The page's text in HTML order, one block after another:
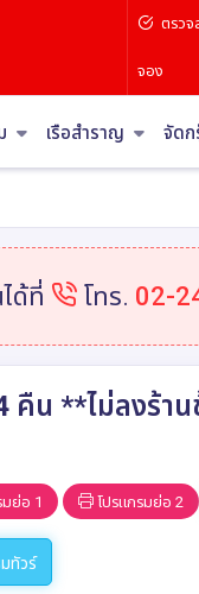
ตรวจ
จอง
เรือสำราญ จัดก
ด้ที่ โทร. 02-
คืน **ไม่ลงร้า
มย่อ 1 โปรแกรมย่อ 2
ทัวร์